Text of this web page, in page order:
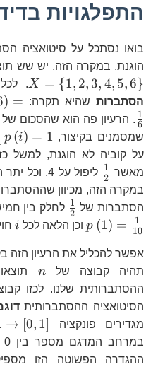
התפלגויות
בואו נסתכל על סיטואציה
הוגנת. במקרה הזה, יש שש
X = {1, 2,3, 4, 5,6}
.
הסתברות שהיא תקרה: ) =
6
1
שמסמנים בקיצור,
p (i) = 1
על קוביה לא הוגנת, למשל
מאשר 2
1
ליפול על 4,
הסתברות של 2
1 לחלק בין
p (1) = 10
1 וכן הלאה לכל i
אפשר להכליל את הרעיון הזה
תהיה קבוצה שלn
ההסתברותית שלנו. לכזו
הסיטואציה ההסתברותית
מגדירים פונקציה
p:A\to\left[0,1\right]
→ [0, 1]
במרחב המדגם מספר בין 0 ל-1 כך ש-
ההגדרה הפשוטה הזו